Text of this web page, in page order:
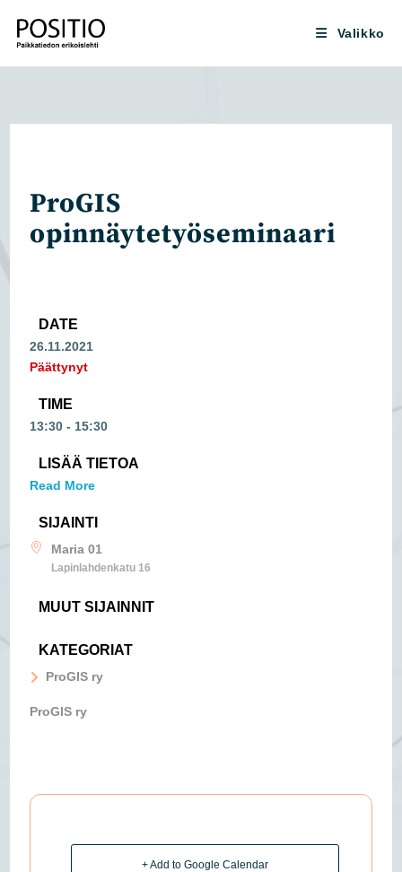
suoraan
sisältöön
Valikko
ProGIS
opinnäytetyöseminaari
DATE
26.11.2021
Päättynyt
TIME
13:30 - 15:30
LISÄÄ TIETOA
Read More
SIJAINTI
Maria 01
Lapinlahdenkatu 16
MUUT SIJAINNIT
KATEGORIAT
ProGIS ry
ProGIS ry
+ Add to Google Calendar